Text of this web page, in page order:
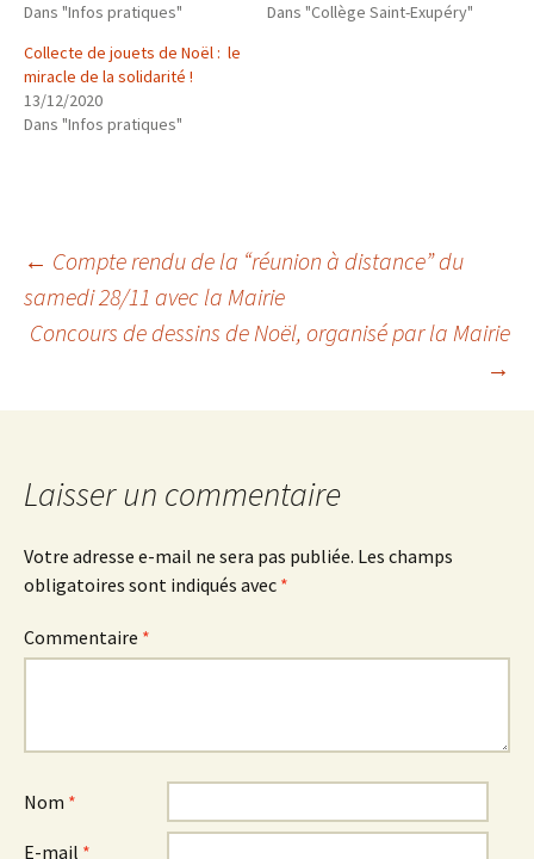
Dans "Infos pratiques"
Dans "Collège Saint-Exupéry"
Collecte de jouets de Noël : le
miracle de la solidarité !
13/12/2020
Dans "Infos pratiques"
Navigation
des
articles
← Compte rendu de la “réunion à distance” du
samedi 28/11 avec la Mairie
Concours de dessins de Noël, organisé par la Mairie
→
Laisser un commentaire
Votre adresse e-mail ne sera pas publiée. Les champs
obligatoires sont indiqués avec *
Commentaire *
Nom *
E-mail *